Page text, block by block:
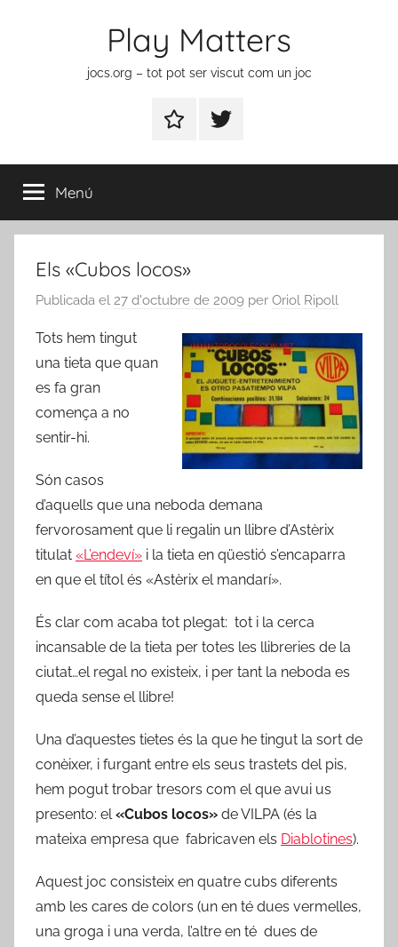
Play Matters
jocs.org – tot pot ser viscut com un joc
ContactarElement
menú
Menú
Els «Cubos locos»
Publicada el 27 d'octubre de 2009 per Oriol Ripoll
Tots hem tingut
una tieta que quan
es fa gran
comença a no
sentir-hi.
Són casos
d’aquells que una neboda demana
fervorosament que li regalin un llibre d’Astèrix
titulat «L’endeví» i la tieta en qüestió s’encaparra
en que el títol és «Astèrix el mandarí».
És clar com acaba tot plegat: tot i la cerca
incansable de la tieta per totes les llibreries de la
ciutat…el regal no existeix, i per tant la neboda es
queda sense el llibre!
Una d’aquestes tietes és la que he tingut la sort de
conèixer, i furgant entre els seus trastets del pis,
hem pogut trobar tresors com el que avui us
presento: el«Cubos locos» de VILPA (és la
mateixa empresa que fabricaven els Diablotines).
Aquest joc consisteix en quatre cubs diferents
amb les cares de colors (un en té dues vermelles,
una groga i una verda, l’altre en té dues de